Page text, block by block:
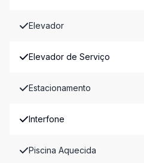
Elevador
Elevador de Serviço
Estacionamento
Interfone
Piscina Aquecida